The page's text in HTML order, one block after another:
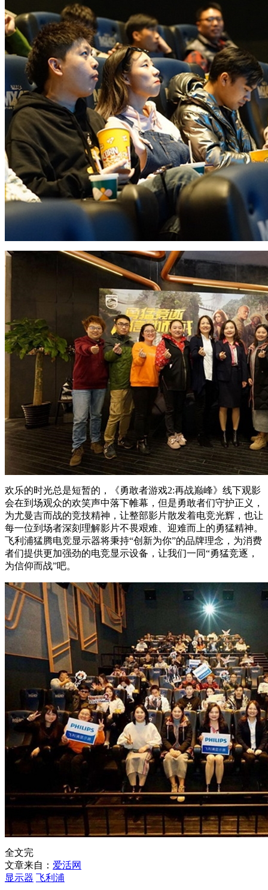
欢乐的时光总是短暂的，《勇敢者游戏2:再战巅峰》线下观影
会在到场观众的欢笑声中落下帷幕，但是勇敢者们守护正义，
为尤曼吉而战的竞技精神，让整部影片散发着电竞光辉，也让
每一位到场者深刻理解影片不畏艰难、迎难而上的勇猛精神。
飞利浦猛腾电竞显示器将秉持“创新为你”的品牌理念，为消费
者们提供更加强劲的电竞显示设备，让我们一同“勇猛竞逐，
为信仰而战”吧。
全文完
文章来自： 爱活网
显示器 飞利浦